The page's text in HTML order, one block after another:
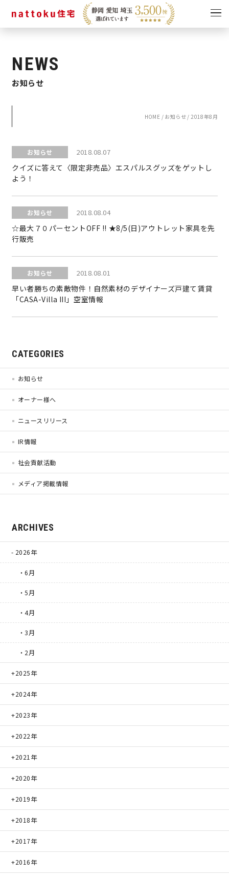
見学会
営業時間／10:00～20:00 定休日／年末年始
タップで電話をかける
来店・見学予約
OWNER’S SITE オーナーズサイト
nattoku
理想の暮らしを引き出すデザイン力
身体に優しい自然素材の家
耐震等級3 & 許容応力度計算 全棟標準
徹底したコストダウンの追求
頑丈で長持ちの外壁
2030年の省エネ基準住宅
100年点検住宅
生涯続く安心のアフターフォロー
ラインナップ
Groovin’
nattoku住宅25周年記念モデル
NEWS
お知らせ
HOME / お知らせ/2018年8月
お知らせ 2018.08.07
クイズに答えて〈限定非売品〉エスパルスグッズをゲットし
よう！
お知らせ 2018.08.04
☆最大７０パーセントOFF !! ★8/5(日)アウトレット家具を先
行販売
お知らせ 2018.08.01
早い者勝ちの素敵物件！自然素材のデザイナーズ戸建て賃貸
「CASA-Villa III」空室情報
CATEGORIES
お知らせ
オーナー様へ
ニュースリリース
IR情報
社会貢献活動
メディア掲載情報
ARCHIVES
2026年
・6月
・5月
・4月
・3月
・2月
2025年
2024年
2023年
2022年
2021年
2020年
2019年
2018年
2017年
2016年